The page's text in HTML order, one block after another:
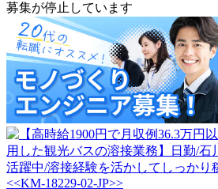
募集が停止しています